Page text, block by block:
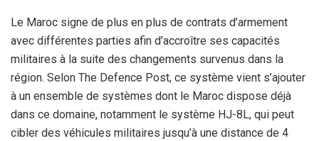
Le Maroc signe de plus en plus de contrats d’armement
avec différentes parties afin d’accroître ses capacités
militaires à la suite des changements survenus dans la
région. Selon The Defence Post, ce système vient s’ajouter
à un ensemble de systèmes dont le Maroc dispose déjà
dans ce domaine, notamment le système HJ-8L, qui peut
cibler des véhicules militaires jusqu’à une distance de 4